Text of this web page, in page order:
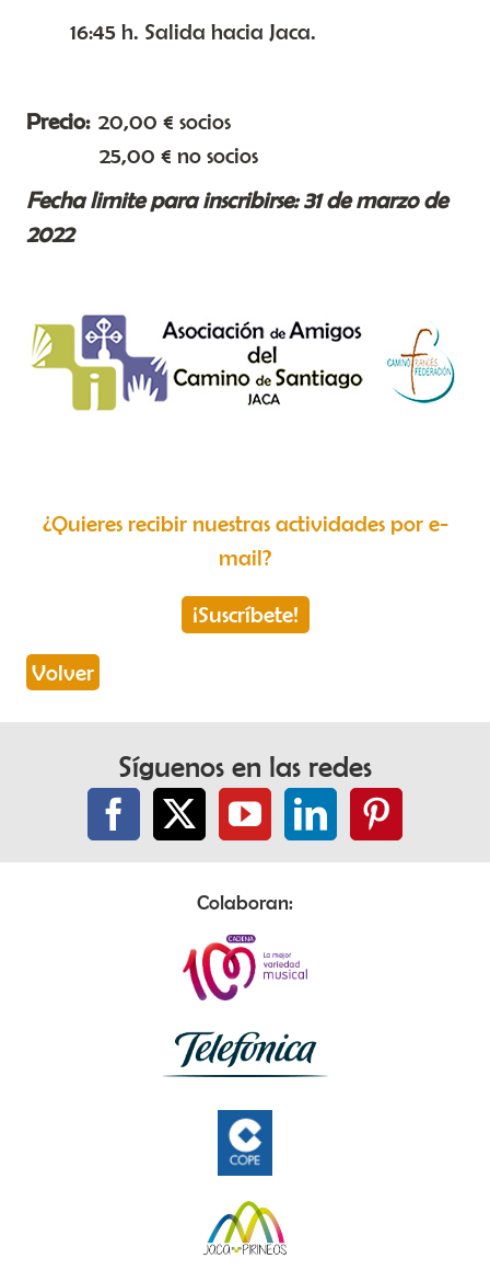
16:45 h. Salida hacia Jaca.
Precio: 20,00 € socios
25,00 € no socios
Fecha limite para inscribirse: 31 de marzo de
2022
¿Quieres recibir nuestras actividades por e-
mail?
¡Suscríbete!
Volver
Síguenos en las redes
Colaboran: